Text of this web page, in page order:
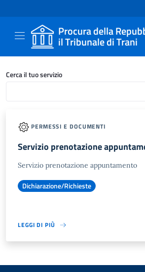
Procura della
il Tribunale di Trani
Catalogo servizi - Procura
Cerca il tuo servizio
PERMESSI E DOCUMENTI
Servizio prenotazione
Servizio prenotazione appuntamento
Dichiarazione/Richieste
LEGGI DI PIÙ